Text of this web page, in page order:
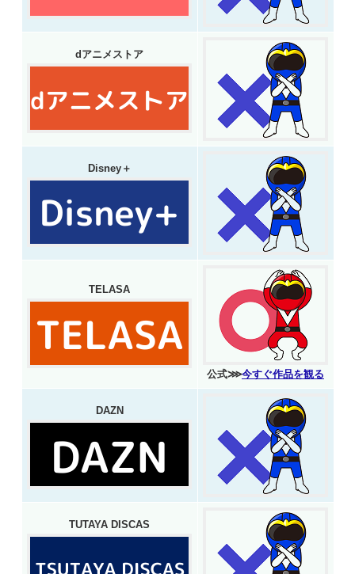
dアニメストア
Disney＋
TELASA
公式⋙今すぐ作品を観る
DAZN
TUTAYA DISCAS